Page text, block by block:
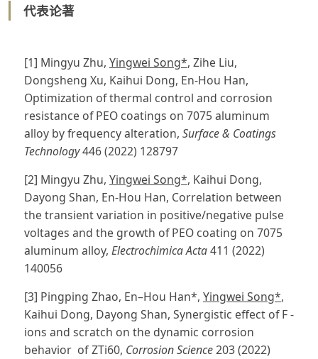
代表论著
[1] Mingyu Zhu, Yingwei Song*, Zihe Liu,
Dongsheng Xu, Kaihui Dong, En-Hou Han,
Optimization of thermal control and corrosion
resistance of PEO coatings on 7075 aluminum
alloy by frequency alteration, Surface & Coatings
Technology446 (2022) 128797
[2] Mingyu Zhu, Yingwei Song*, Kaihui Dong,
Dayong Shan, En-Hou Han, Correlation between
the transient variation in positive/negative pulse
voltages and the growth of PEO coating on 7075
aluminum alloy, Electrochimica Acta411 (2022)
140056
[3] Pingping Zhao, En–Hou Han*, Yingwei Song*,
Kaihui Dong, Dayong Shan, Synergistic effect of F -
ions and scratch on the dynamic corrosion
behavior of ZTi60, Corrosion Science203 (2022)